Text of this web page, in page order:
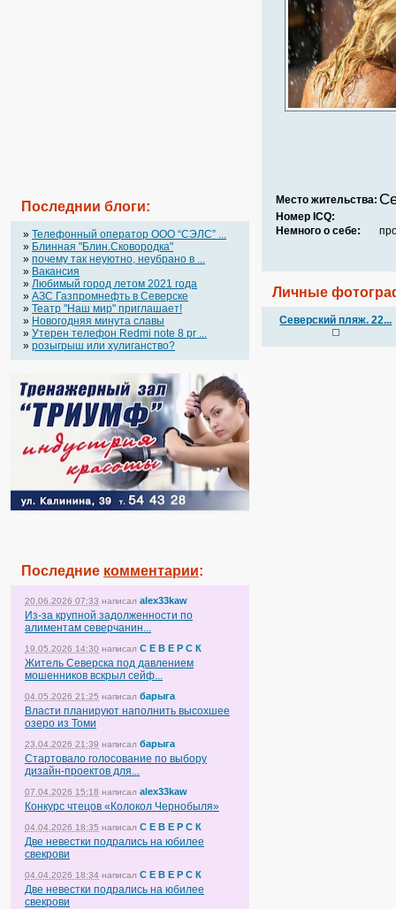
Последнии блоги:
» Телефонный оператор OOO “СЭЛС” ...
» Блинная "Блин.Сковородка"
» почему так неуютно, неубрано в ...
» Вакансия
» Любимый город летом 2021 года
» АЗС Газпромнефть в Северске
» Театр "Наш мир" приглашает!
» Новогодняя минута славы
» Утерен телефон Redmi note 8 pr ...
» розыгрыш или хулиганство?
Последние комментарии:
20.06.2026 07:33 написал alex33kaw
Из-за крупной задолженности по
алиментам северчанин...
19.05.2026 14:30 написал С Е В Е Р С К
Житель Северска под давлением
мошенников вскрыл сейф...
04.05.2026 21:25 написал барыга
Власти планируют наполнить высохшее
озеро из Томи
23.04.2026 21:39 написал барыга
Стартовало голосование по выбору
дизайн-проектов для...
07.04.2026 15:18 написал alex33kaw
Конкурс чтецов «Колокол Чернобыля»
04.04.2026 18:35 написал С Е В Е Р С К
Две невестки подрались на юбилее
свекрови
04.04.2026 18:34 написал С Е В Е Р С К
Две невестки подрались на юбилее
свекрови
Место жительства:
Номер ICQ:
Немного о себе:
Личные
Северский пляж. 22...